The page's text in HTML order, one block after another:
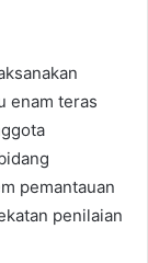
enam teras
pemantauan
penilaian